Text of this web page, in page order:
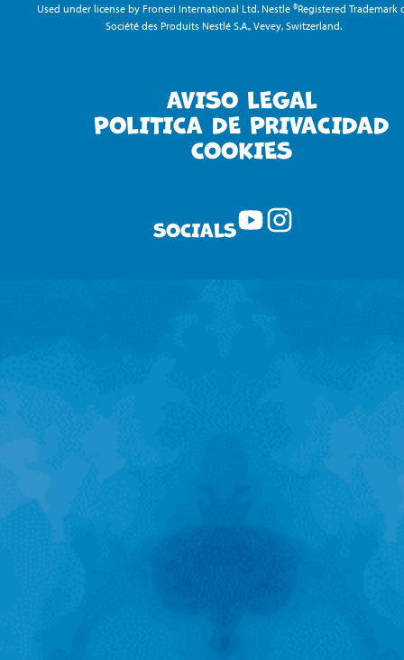
Used under license by Froneri International Ltd. Nestle ®Registered Trademark
Société des Produits Nestlé S.A., Vevey, Switzerland.
AVISO LEGAL
POLITICA DE PRIVACIDAD
COOKIES
SOCIALS